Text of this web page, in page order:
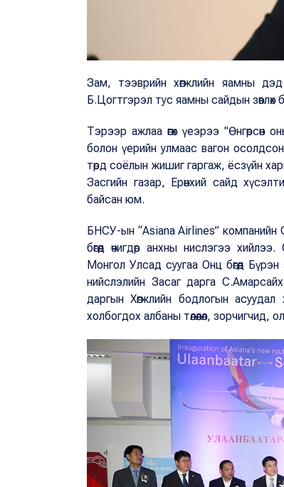
Зам, тээврийн хөгжлийн яамны дэд
Б.Цогтгэрэл тус яамны сайдын зөвлөх
Тэрээр ажлаа өгөх үеэрээ
болон үерийн улмаас вагон
төрд соёлын жишиг гаргаж, ёсзүйн
Засгийн газар, Ерөнхий сайд
байсан юм.
БНСУ-ын “Asiana Airlines” компанийн
бөгөөд өчигдөр анхны нислэгээ
Монгол Улсад суугаа Онц бөгөөд
нийслэлийн Засаг дарга
даргын Хөгжлийн бодлогын
холбогдох албаны төлөөлөл,